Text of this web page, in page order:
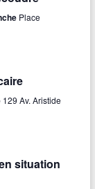
Place
129 Av. Aristide
situation